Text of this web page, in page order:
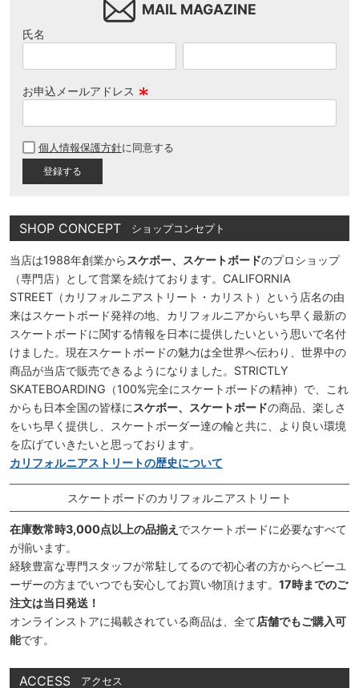
MAIL MAGAZINE
氏名
お申込メールアドレス
須
個人情報保護方針に同意する
SHOP CONCEPT ショップコンセプト
当店は1988年創業から スケボー、スケートボードのプロショップ
（専門店）として営業を続けております。CALIFORNIA
STREET（カリフォルニアストリート・カリスト）という店名の由
来はスケートボード発祥の地、カリフォルニアからいち早く最新の
スケートボードに関する情報を日本に提供したいという思いで名付
けました。現在スケートボードの魅力は全世界へ伝わり、世界中の
商品が当店で販売できるようになりました。STRICTLY
SKATEBOARDING（100%完全にスケートボードの精神）で、これ
からも日本全国の皆様に スケボー、スケートボードの商品、楽しさ
をいち早く提供し、スケートボーダー達の輪と共に、より良い環境
を広げていきたいと思っております。
カリフォルニアストリートの歴史について
スケートボードのカリフォルニアストリート
在庫数常時3,000点以上の品揃え でスケートボードに必要なすべて
が揃います。
経験豊富な専門スタッフが常駐してるので初心者の方からヘビーユ
ーザーの方までいつでも安心してお買い物頂けます。 17時までのご
注文は当日発送！
オンラインストアに掲載されている商品は、全て店舗でもご購入可
能です。
ACCESS アクセス